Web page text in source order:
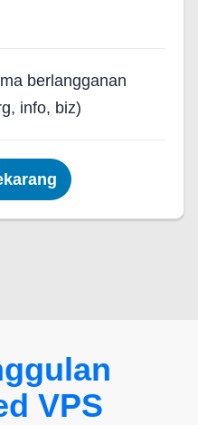
berlangganan
info, biz)
VPS